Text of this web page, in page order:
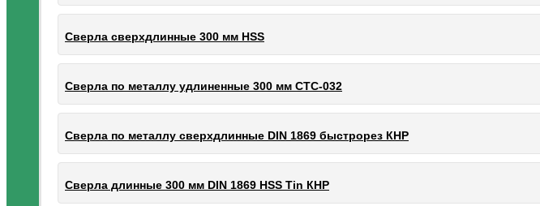
Сверла сверхдлинные 300 мм HSS
Сверла по металлу удлиненные 300 мм СТС-032
Сверла по металлу сверхдлинные DIN 1869 быстрорез КНР
Сверла длинные 300 мм DIN 1869 HSS Tin КНР